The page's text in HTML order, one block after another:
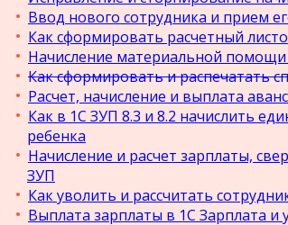
Ввод нового сотрудника и прием
Как сформировать расчетный
Начисление материальной помощи
Как сформировать и распечатать
Расчет, начисление и выплата
Как в 1С ЗУП 8.3 и 8.2 начислить
ребенка
Начисление и расчет зарплаты,
ЗУП
Как уволить и рассчитать
Выплата зарплаты в 1С Зарплата и